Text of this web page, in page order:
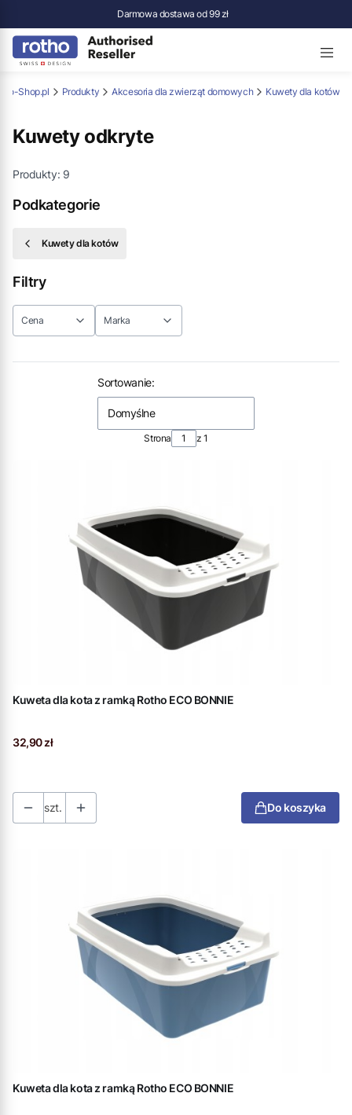
Darmowa dostawa od 99 zł
Shop.pl Produkty Akcesoria dla zwierząt domowych Kuwety dla kotów
Kuwety odkryte
Produkty: 9
Podkategorie
Kuwety dla kotów
Filtry
Cena Marka
Lista produktów
Sortowanie:
Domyślne
Strona z 1
Kuweta dla kota z ramką Rotho ECO BONNIE
Cena
32,90 zł
szt. Do koszyka
Kuweta dla kota z ramką Rotho ECO BONNIE